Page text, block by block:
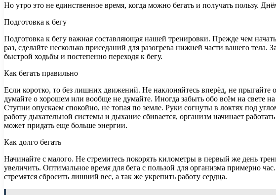
Но утро это не единственное время, когда можно бегать и получать пользу.
Подготовка к бегу
Подготовка к бегу важная составляющая нашей тренировки. Прежде чем
раз, сделайте несколько приседаний для разогрева нижней части вашего
быстрой ходьбы и постепенно переходя к бегу.
Как бегать правильно
Если коротко, то без лишних движений. Не наклоняйтесь вперёд, не прыгайте
думайте о хорошем или вообще не думайте. Иногда забыть обо всём на свете
Ступни опускаем спокойно, не топая по земле. Руки согнуты в локтях под
работу дыхательной системы и дыхание сбивается, организм начинает
может придать еще больше энергии.
Как долго бегать
Начинайте с малого. Не стремитесь покорять километры в первый же день
увеличить. Оптимальное время для бега с пользой для организма примерно
стремятся сбросить лишний вес, а так же укрепить работу сердца.